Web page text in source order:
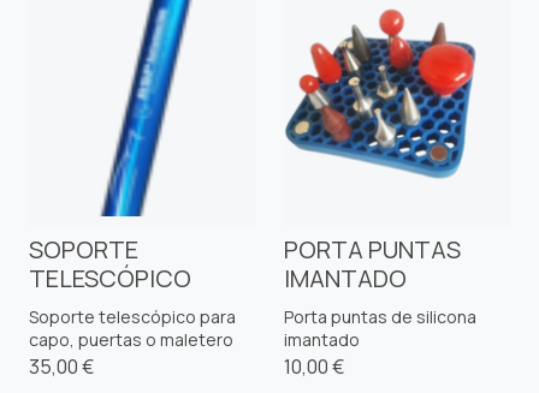
SOPORTE
TELESCÓPICO
Soporte telescópico para
capo, puertas o maletero
35,00 €
PORTA PUNTAS
IMANTADO
Porta puntas de silicona
imantado
10,00 €